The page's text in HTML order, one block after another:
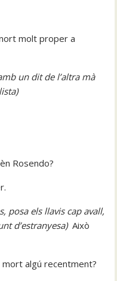
molt proper a
un dit de l’altra mà
)
Rosendo?
posa els llavis cap avall,
d’estranyesa)Això
mort algú recentment?